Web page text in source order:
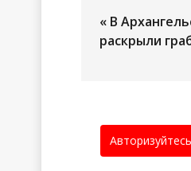
« В
раскрыли